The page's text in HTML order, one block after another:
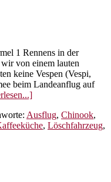
1 Rennens in der
von einem lauten
keine Vespen (Vespi,
beim Landeanflug auf
ÜberUS-
nutzt
günstige
Ausflug, Chinook,
, Löschfahrzeug,